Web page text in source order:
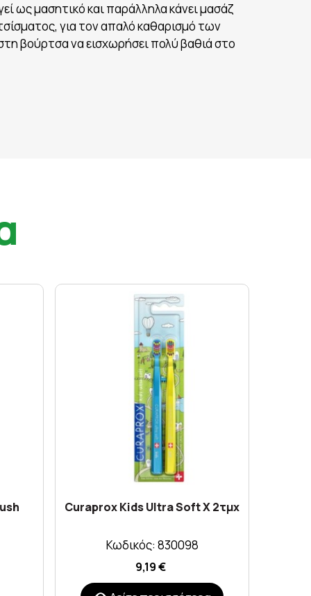
ως μασητικό και παράλληλα κάνει μασάζ
για τον απαλό καθαρισμό των
βούρτσα να εισχωρήσει πολύ βαθιά στο
Curaprox Kids Ultra Soft X 2τμχ
Κωδικός: 830098
9,19 €